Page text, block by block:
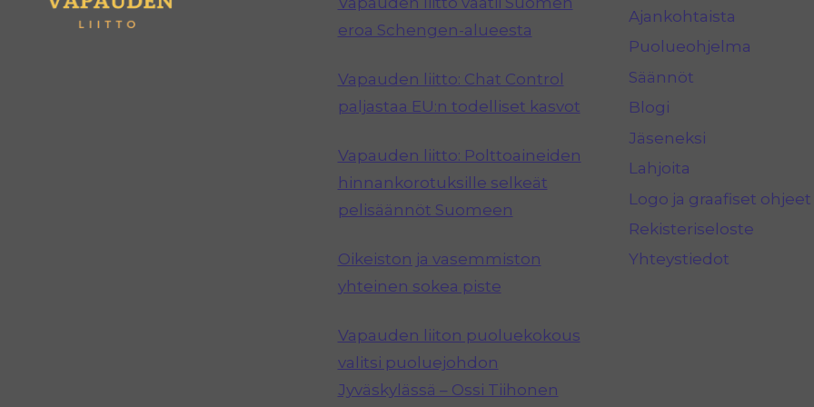
eroa Schengen-alueesta
Vapauden liitto: Chat Control
paljastaa EU:n todelliset kasvot
Vapauden liitto: Polttoaineiden
hinnankorotuksille selkeät
pelisäännöt Suomeen
Oikeiston ja vasemmiston
yhteinen sokea piste
Vapauden liiton puoluekokous
valitsi puoluejohdon
Jyväskylässä – Ossi Tiihonen
Ajankohtaista
Puolueohjelma
Säännöt
Blogi
Jäseneksi
Lahjoita
Logo ja graafiset ohjeet
Rekisteriseloste
Yhteystiedot